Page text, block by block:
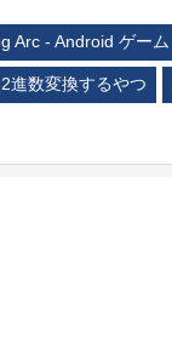
Arc - Android ゲーム
進数変換するやつ